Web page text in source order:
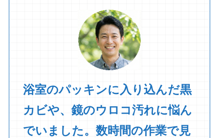
浴室のパッキンに入り込んだ黒
カビや、鏡のウロコ汚れに悩ん
でいました。数時間の作業で見